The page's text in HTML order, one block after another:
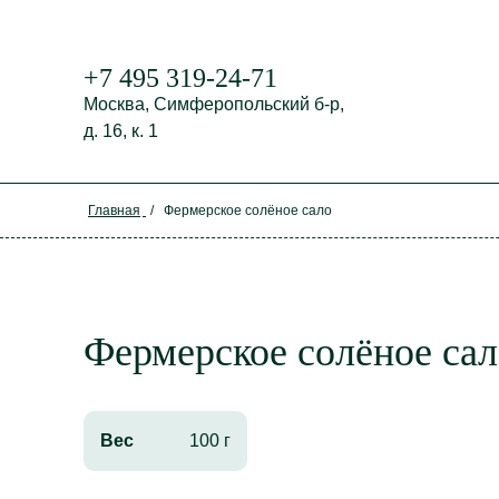
+7 495 319-24-71
Москва, Симферопольский б-р,
д. 16, к. 1
Главная / Фермерское солёное сало
Фермерское солёное
Вес 100 г